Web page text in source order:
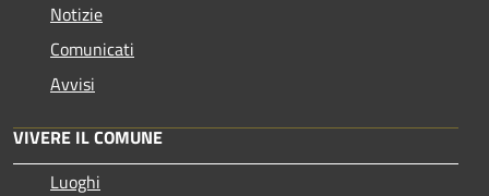
Notizie
Comunicati
Avvisi
VIVERE IL COMUNE
Luoghi